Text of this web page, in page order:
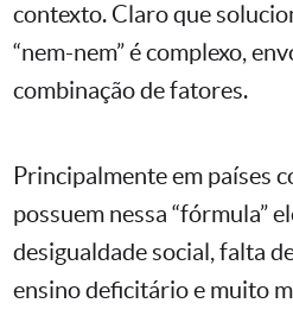
contexto. Claro que
“nem-nem” é complexo,
combinação de fatores.
Principalmente em países
possuem nessa “fórmula”
desigualdade social, falta
ensino deficitário e muito